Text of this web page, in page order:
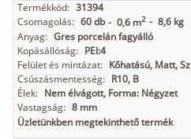
Termékkód: 31394
Csomagolás: 60 db - 0,6 m2 - 8,6 kg
Anyag: Gres porcelán fagyálló
Kopásállóság: PEI:4
Felület és mintázat: Kőhatású, Matt,
Csúszásmentesség: R10, B
Élek: Nem élvágott, Forma: Négyzet
Vastagság: 8 mm
Üzletünkben megtekinthető termék